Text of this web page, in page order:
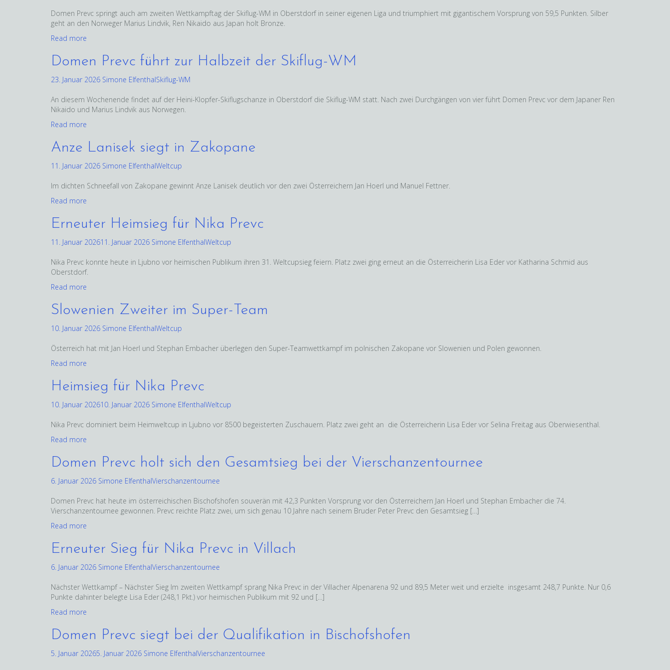
Domen Prevc springt auch am zweiten Wettkampftag der Skiflug-WM in Oberstdorf in seiner eigenen Liga und triumphiert mit gigantischem Vorsprung von 59,5 Punkten. Silber
geht an den Norweger Marius Lindvik, Ren Nikaido aus Japan holt Bronze.
Read more
Domen Prevc führt zur Halbzeit der Skiflug-WM
23. Januar 2026 Simone ElfenthalSkiflug-WM
An diesem Wochenende findet auf der Heini-Klopfer-Skiflugschanze in Oberstdorf die Skiflug-WM statt. Nach zwei Durchgängen von vier führt Domen Prevc vor dem Japaner Ren
Nikaido und Marius Lindvik aus Norwegen.
Read more
Anze Lanisek siegt in Zakopane
11. Januar 2026 Simone ElfenthalWeltcup
Im dichten Schneefall von Zakopane gewinnt Anze Lanisek deutlich vor den zwei Österreichern Jan Hoerl und Manuel Fettner.
Read more
Erneuter Heimsieg für Nika Prevc
11. Januar 202611. Januar 2026 Simone ElfenthalWeltcup
Nika Prevc konnte heute in Ljubno vor heimischen Publikum ihren 31. Weltcupsieg feiern. Platz zwei ging erneut an die Österreicherin Lisa Eder vor Katharina Schmid aus
Oberstdorf.
Read more
Slowenien Zweiter im Super-Team
10. Januar 2026 Simone ElfenthalWeltcup
Österreich hat mit Jan Hoerl und Stephan Embacher überlegen den Super-Teamwettkampf im polnischen Zakopane vor Slowenien und Polen gewonnen.
Read more
Heimsieg für Nika Prevc
10. Januar 202610. Januar 2026 Simone ElfenthalWeltcup
Nika Prevc dominiert beim Heimweltcup in Ljubno vor 8500 begeisterten Zuschauern. Platz zwei geht an die Österreicherin Lisa Eder vor Selina Freitag aus Oberwiesenthal.
Read more
Domen Prevc holt sich den Gesamtsieg bei der Vierschanzentournee
6. Januar 2026 Simone ElfenthalVierschanzentournee
Domen Prevc hat heute im österreichischen Bischofshofen souverän mit 42,3 Punkten Vorsprung vor den Österreichern Jan Hoerl und Stephan Embacher die 74.
Vierschanzentournee gewonnen. Prevc reichte Platz zwei, um sich genau 10 Jahre nach seinem Bruder Peter Prevc den Gesamtsieg […]
Read more
Erneuter Sieg für Nika Prevc in Villach
6. Januar 2026 Simone ElfenthalVierschanzentournee
Nächster Wettkampf – Nächster Sieg Im zweiten Wettkampf sprang Nika Prevc in der Villacher Alpenarena 92 und 89,5 Meter weit und erzielte insgesamt 248,7 Punkte. Nur 0,6
Punkte dahinter belegte Lisa Eder (248,1 Pkt.) vor heimischen Publikum mit 92 und […]
Read more
Domen Prevc siegt bei der Qualifikation in Bischofshofen
5. Januar 20265. Januar 2026 Simone ElfenthalVierschanzentournee